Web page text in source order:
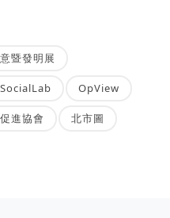
暨發明展
SocialLab OpView
進協會 北市圖